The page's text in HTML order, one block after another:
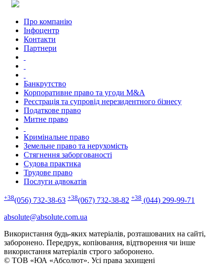
Про компанію
Інфоцентр
Контакти
Партнери
Банкрутство
Корпоративне право та угоди M&A
Реєстрація та супровід нерезидентного бізнесу
Податкове право
Митне право
Кримінальне право
Земельне право та нерухомість
Стягнення заборгованості
Судова практика
Трудове право
Послуги адвокатів
+38(056) 732-38-63 +38(067) 732-38-82 +38 (044) 299-99-71
absolute@absolute.com.ua
Використання будь-яких матеріалів, розташованих на сайті,
заборонено. Передрук, копіювання, відтворення чи інше
використання матеріалів строго заборонено.
© ТОВ «ЮА «Абсолют». Усі права захищені